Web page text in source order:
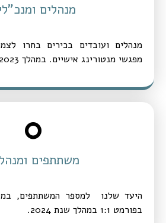
מנהלים
מנהלים ועובדים בכירים בחרו
מפגשי מנטורינג אישיים. במהלך 2023
משתתפים
0
היעד שלנו למספר המשתתפים,
בפורמט 1:1 במהלך שנת 2024.